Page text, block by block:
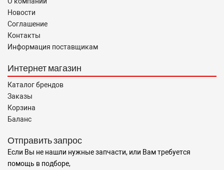
Новости
Соглашение
Контакты
Информация поставщикам
Интернет магазин
Каталог брендов
Заказы
Корзина
Баланс
Отправить запрос
Если Вы не нашли нужные запчасти, или Вам требуется
помощь в подборе,